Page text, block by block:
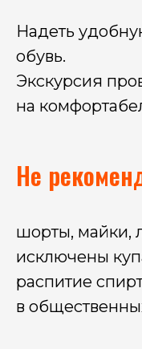
Надеть
обувь.
Экскурсия
на
Не
шорты, майки,
исключены
распитие
в